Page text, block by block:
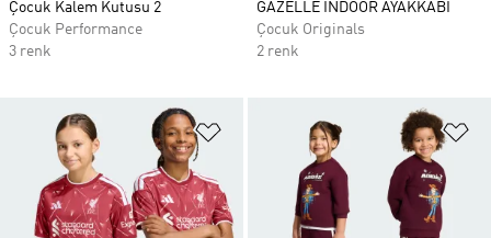
Çocuk Kalem Kutusu 2
Çocuk Performance
3 renk
GAZELLE INDOOR AYAKKABI
Çocuk Originals
2 renk
Favori Listesine Ekle